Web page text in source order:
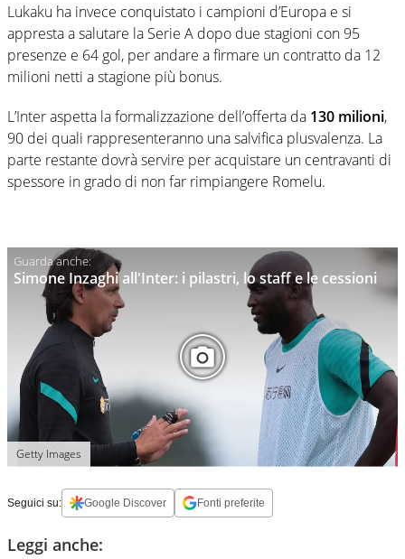
Lukaku ha invece conquistato i campioni d’Europa e si
appresta a salutare la Serie A dopo due stagioni con 95
presenze e 64 gol, per andare a firmare un contratto da 12
milioni netti a stagione più bonus.
L’Inter aspetta la formalizzazione dell’offerta da 130 milioni,
90 dei quali rappresenteranno una salvifica plusvalenza. La
parte restante dovrà servire per acquistare un centravanti di
spessore in grado di non far rimpiangere Romelu.
Simone Inzaghi all'Inter: i pilastri, lo staff e le cessioni
Getty Images
Seguici su: Google Discover Fonti preferite
Leggi anche: